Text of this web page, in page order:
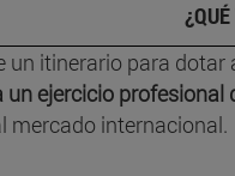
un itinerario para
ejercicio profesional
mercado internacional.